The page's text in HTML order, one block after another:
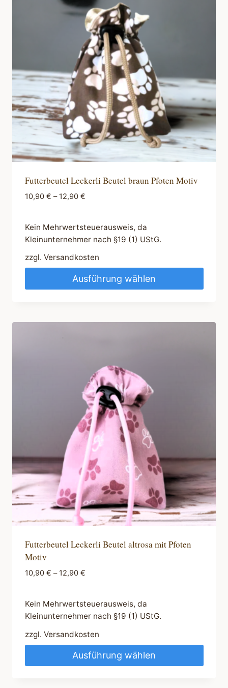
Futterbeutel Leckerli Beutel braun Pfoten Motiv
10,90 € –12,90 €
Kein Mehrwertsteuerausweis, da
Kleinunternehmer nach §19 (1) UStG.
zzgl. Versandkosten
Ausführung wählen
weist
Produktseite
gewählt
werden
Futterbeutel Leckerli Beutel altrosa mit Pfoten
Motiv
10,90 € –12,90 €
Kein Mehrwertsteuerausweis, da
Kleinunternehmer nach §19 (1) UStG.
zzgl. Versandkosten
Ausführung wählen